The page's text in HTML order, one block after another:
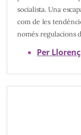
socialista. Una
com de les
només regulacions
Per